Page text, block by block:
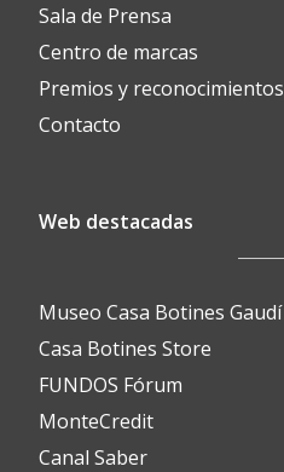
Sala de Prensa
Centro de marcas
Premios y reconocimientos
Contacto
Web destacadas
Museo Casa Botines Gaudí
Casa Botines Store
FUNDOS Fórum
MonteCredit
Canal Saber